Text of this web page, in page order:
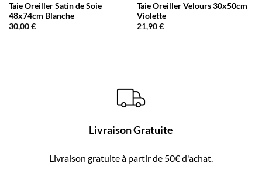
Taie Oreiller Satin de Soie
48x74cm Blanche
30,00€
Taie Oreiller Velours 30x50cm
Violette
21,90€
Livraison Gratuite
Livraison gratuite à partir de 50€ d'achat.